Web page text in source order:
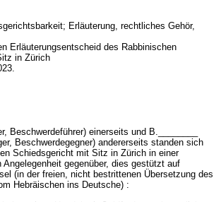
Erläuterung, rechtliches Gehör,
Erläuterungsentscheid des Rabbinischen
in Zürich
Beschwerdeführer) einerseits und B.________
Beschwerdegegner) andererseits standen sich
Schiedsgericht mit Sitz in Zürich in einer
gegenüber, dies gestützt auf
(in der freien, nicht bestrittenen Übersetzung des
Hebräischen ins Deutsche) :